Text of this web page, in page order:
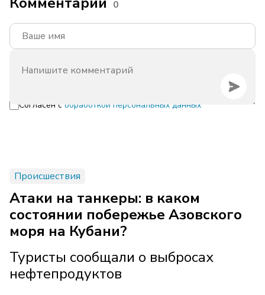
0
Согласен с обработкой персональных данных
Происшествия
Атаки на танкеры: в каком
состоянии побережье Азовского
моря на Кубани?
Туристы сообщали о выбросах
нефтепродуктов